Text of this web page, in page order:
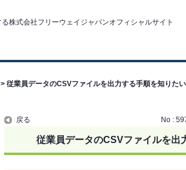
> 従業員データのCSVファイルを出力する手順を知りたい
戻る No :
従業員データのCSVファイルを出